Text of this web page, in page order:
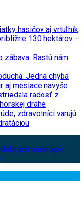
hasičov aj vrtuľník
130 hektárov –
zábava. Rastú nám
Jedna chyba
aj mesiace navyše
radosť z
dráhe
zdravotníci varujú
nástrojov